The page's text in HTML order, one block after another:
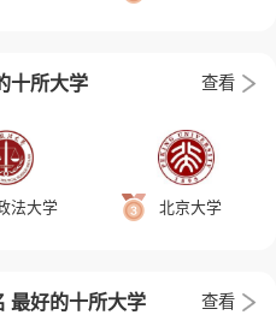
十所大学 查看
法大学 北京大学
最好的十所大学 查看